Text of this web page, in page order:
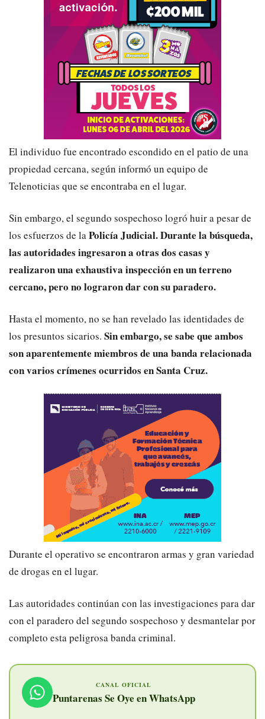
El individuo fue encontrado escondido en el patio de una
propiedad cercana, según informó un equipo de
Telenoticias que se encontraba en el lugar.
Sin embargo, el segundo sospechoso logró huir a pesar de
los esfuerzos de laPolicía Judicial.Durante la búsqueda,
las autoridades ingresaron a otras dos casas y
realizaron una exhaustiva inspección en un terreno
cercano, pero no lograron dar con su paradero.
Hasta el momento, no se han revelado las identidades de
los presuntos sicarios. Sin embargo, se sabe que ambos
son aparentemente miembros de una banda relacionada
con varios crímenes ocurridos en Santa Cruz.
Durante el operativo se encontraron armas y gran variedad
de drogas en el lugar.
Las autoridades continúan con las investigaciones para dar
con el paradero del segundo sospechoso y desmantelar por
completo esta peligrosa banda criminal.
CANAL OFICIAL
Puntarenas Se Oye en WhatsApp